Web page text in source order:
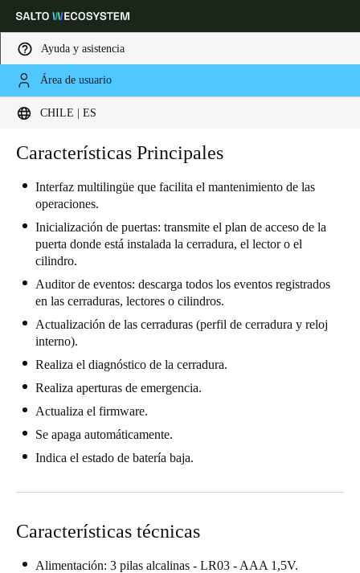
Ayuda y asistencia
Área de usuario
CHILE | ES
Elija su ubicación y configuración de idioma
Global Europe North America
Chile|Español
Mexico
Español
Español
Guardar la nueva selección como predeterminada
Características Principales
Interfaz multilingüe que facilita el mantenimiento de las
operaciones.
Inicialización de puertas: transmite el plan de acceso de la
puerta donde está instalada la cerradura, el lector o el
cilindro.
Auditor de eventos: descarga todos los eventos registrados
en las cerraduras, lectores o cilindros.
Actualización de las cerraduras (perfil de cerradura y reloj
interno).
Realiza el diagnóstico de la cerradura.
Realiza aperturas de emergencia.
Actualiza el firmware.
Se apaga automáticamente.
Indica el estado de batería baja.
Características técnicas
Alimentación: 3 pilas alcalinas - LR03 - AAA 1,5V.